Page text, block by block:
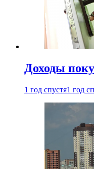
Доходы
1 год спустя1 год